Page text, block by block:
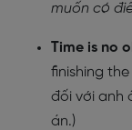
muốn có
Time is no
finishing
đối với anh
án.)